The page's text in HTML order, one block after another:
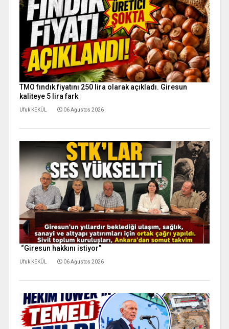
TMO fındık fiyatını 250 lira olarak açıkladı. Giresun
kaliteye 5 lira fark
Ufuk KEKÜL 06 Ağustos 2026
“Giresun hakkını istiyor”
Ufuk KEKÜL 06 Ağustos 2026